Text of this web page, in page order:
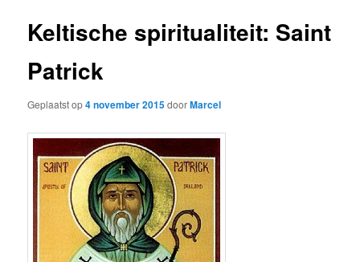
Keltische spiritualiteit: Saint
Patrick
Geplaatst op4 november 2015doorMarcel